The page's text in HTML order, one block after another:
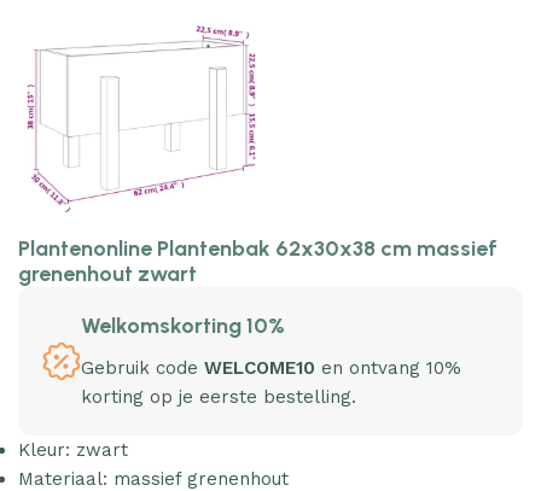
Plantenonline Plantenbak 62x30x38 cm massief
grenenhout zwart
Welkomskorting 10%
Gebruik code WELCOME10 en ontvang 10%
korting op je eerste bestelling.
Kleur: zwart
Materiaal: massief grenenhout